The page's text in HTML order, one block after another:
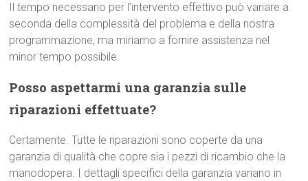
Il tempo necessario per l’intervento effettivo può variare a
seconda della complessità del problema e della nostra
programmazione, ma miriamo a fornire assistenza nel
minor tempo possibile.
Posso aspettarmi una garanzia sulle
riparazioni effettuate?
Certamente. Tutte le riparazioni sono coperte da una
garanzia di qualità che copre sia i pezzi di ricambio che la
manodopera. I dettagli specifici della garanzia variano in